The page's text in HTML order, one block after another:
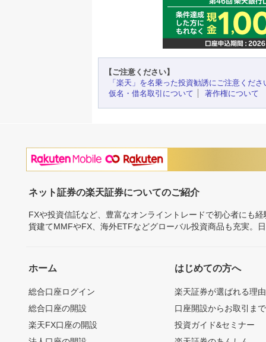
【ご注意ください】
「楽天」を名乗った投資勧誘にご注意くださ
仮名・借名取引について
著作権について
ネット証券の楽天証券についてのご紹介
FXや投資信託など、豊富なオンライントレードで初心者にも
貨建てMMFやFX、海外ETFなどグローバル投資商品も充実。
ホーム
総合口座ログイン
総合口座の開設
楽天FX口座の開設
はじめての方へ
楽天証券が選ばれる理由
口座開設からお取引ま
投資ガイド&セミナー